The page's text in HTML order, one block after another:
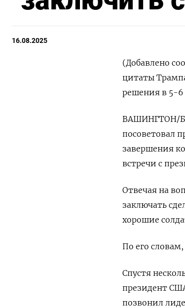
16.08.2025
(Добавлено
цитаты
решения в 5-6
ВАШИНГТОН/
посоветовал
завершения
встречи с
Отвечая на
заключать
хорошие
По его
Спустя
президент
позвонил